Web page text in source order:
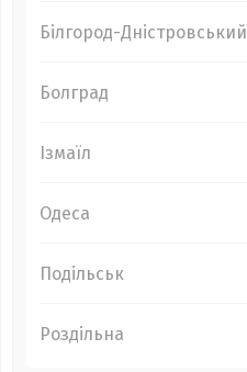
Білгород-Дністровський
Болград
Ізмаїл
Одеса
Подільськ
Роздільна